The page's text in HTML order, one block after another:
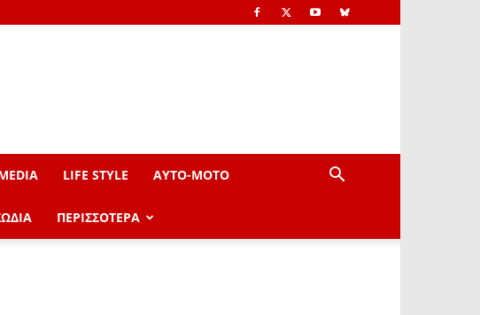
LIFE STYLE AYTO-ΜOTO
ΠΕΡΙΣΣΟΤΕΡΑ